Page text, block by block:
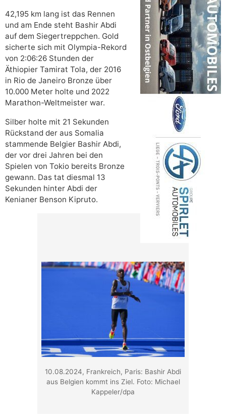
42,195 km lang ist das Rennen
und am Ende steht Bashir Abdi
auf dem Siegertreppchen. Gold
sicherte sich mit Olympia-Rekord
von 2:06:26 Stunden der
Äthiopier Tamirat Tola, der 2016
in Rio de Janeiro Bronze über
10.000 Meter holte und 2022
Marathon-Weltmeister war.
Silber holte mit 21 Sekunden
Rückstand der aus Somalia
stammende Belgier Bashir Abdi,
der vor drei Jahren bei den
Spielen von Tokio bereits Bronze
gewann. Das tat diesmal 13
Sekunden hinter Abdi der
Kenianer Benson Kipruto.
10.08.2024, Frankreich, Paris: Bashir Abdi
aus Belgien kommt ins Ziel. Foto: Michael
Kappeler/dpa